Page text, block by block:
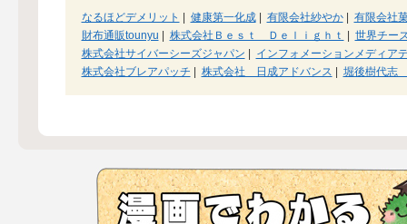
なるほどデメリット 健康第一化成| 有限会社紗やか|
有限会社
財布通販tounyu
株式会社Ｂｅｓｔ Ｄｅｌｉｇｈｔ
世界チー
株式会社サイバーシーズジャパン
インフォメーションメディア
株式会社ブレアパッチ
株式会社 日成アドバンス 堀後樹代志